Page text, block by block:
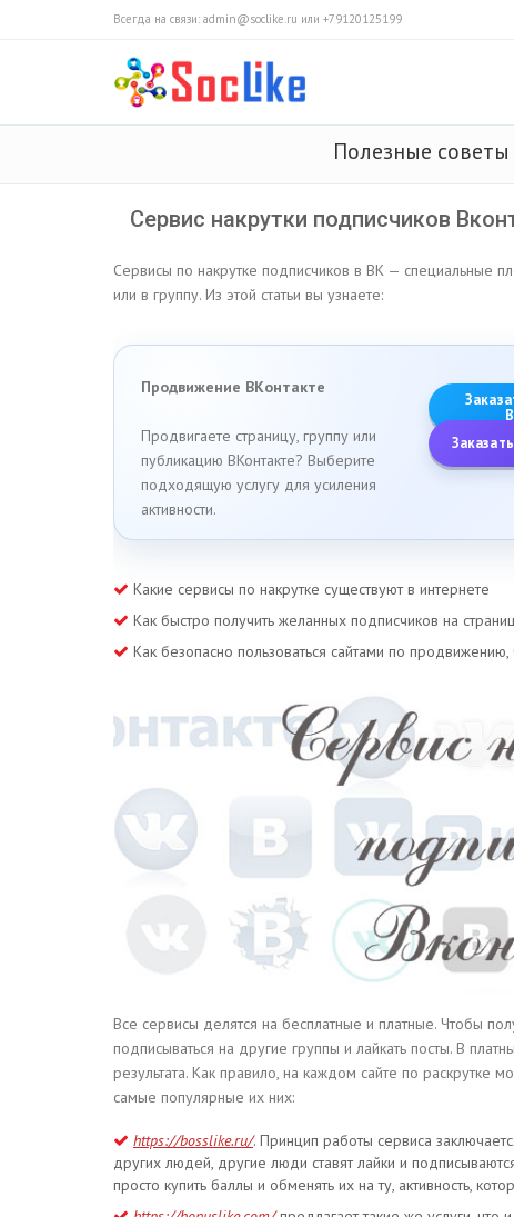
Всегда на связи: admin@soclike.ru или +79120125199
Полезные советы
Сервис накрутки подписчиков
Сервисы по накрутке подписчиков в ВК — специальные
или в группу. Из этой статьи вы узнаете:
Продвижение ВКонтакте
Продвигаете страницу, группу или
публикацию ВКонтакте? Выберите
подходящую услугу для усиления
активности.
Какие сервисы по накрутке существуют в интернете
Как быстро получить желанных подписчиков на
Как безопасно пользоваться сайтами по
Все сервисы делятся на бесплатные и платные. Чтобы
подписываться на другие группы и лайкать посты. В
результата. Как правило, на каждом сайте по раскрутке
самые популярные их них:
https://bosslike.ru/. Принцип работы сервиса
других людей, другие люди ставят лайки и
просто купить баллы и обменять их на ту, активность,